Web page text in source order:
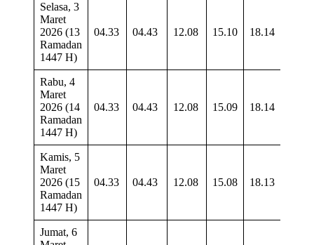
Selasa, 3
Maret
2026 (13
Ramadan
1447 H)
04.33 04.43 12.08 15.10 18.14
Rabu, 4
Maret
2026 (14
Ramadan
1447 H)
04.33 04.43 12.08 15.09 18.14
Kamis, 5
Maret
2026 (15
Ramadan
1447 H)
04.33 04.43 12.08 15.08 18.13
Jumat, 6